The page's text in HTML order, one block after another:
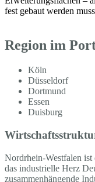
fest gebaut werden
Region im
Köln
Düsseldorf
Dortmund
Essen
Duisburg
Nordrhein-Westfalen ist
das industrielle Herz
zusammenhängende